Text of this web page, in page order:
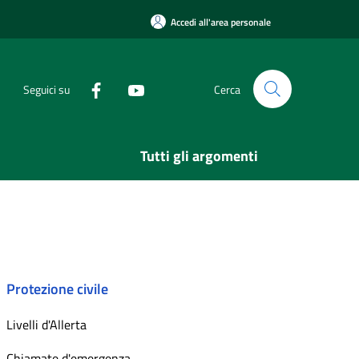
Accedi all'area personale
Seguici su Cerca
Tutti gli argomenti
Protezione civile
Livelli d'Allerta